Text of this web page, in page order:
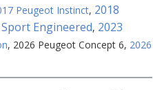
Peugeot Instinct, 2018
Engineered, 2023
, 2026 Peugeot Concept 6, 2026